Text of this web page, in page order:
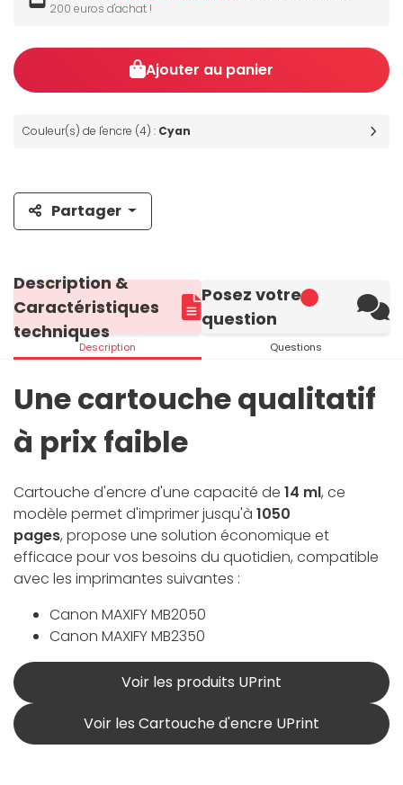
200 euros d'achat !
Ajouter au panier
Couleur(s) de l'encre (4) : Cyan
Partager
Description &
Caractéristiques
techniques
Description
Posez votre
question
Questions
Une cartouche qualitatif
à prix faible
Cartouche d'encre d'une capacité de 14 ml, ce
modèle permet d'imprimer jusqu'à 1050
pages, propose une solution économique et
efficace pour vos besoins du quotidien, compatible
avec les imprimantes suivantes :
Canon MAXIFY MB2050
Canon MAXIFY MB2350
Voir les produits UPrint
Voir les Cartouche d'encre UPrint